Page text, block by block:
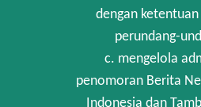
dengan
perundang-
c. mengelola
penomoran Berita
Indonesia dan